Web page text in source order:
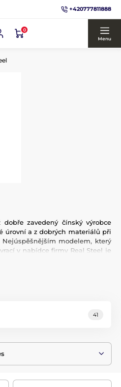
+420777811888
0
Menu
zavedený čínský výrobce
úrovní a z dobrých materiálů při
Nejúspěšnějším modelem, který
v nabídce firmy Real Steel je
se u zavíracích modelů
častým používáním.
41